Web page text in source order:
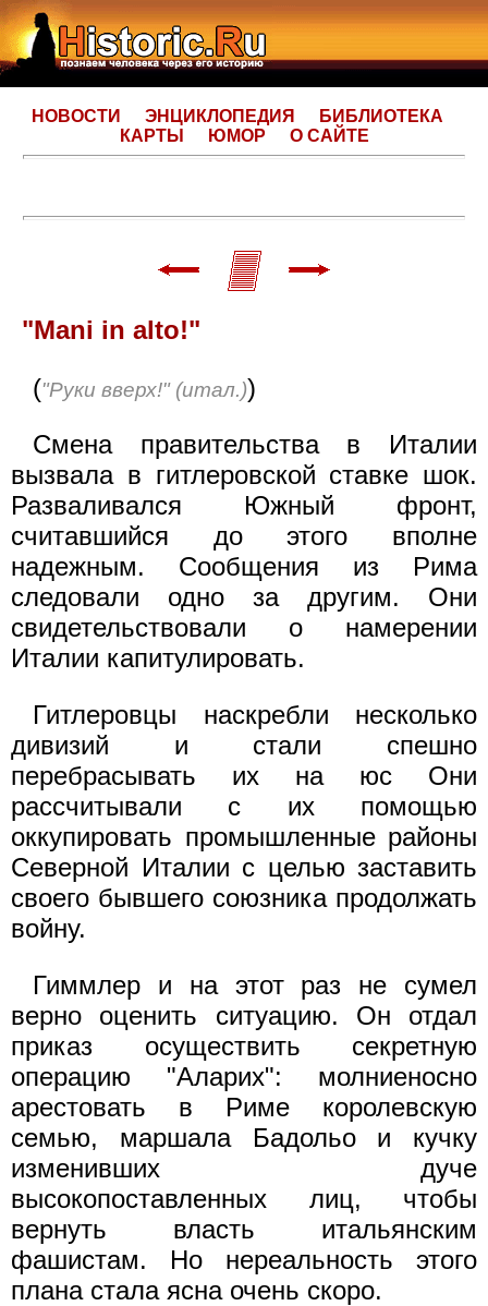
НОВОСТИ ЭНЦИКЛОПЕДИЯ
БИБЛИОТЕКА
КАРТЫ
ЮМОР О САЙТЕ
"Mani in alto!"
("Руки вверх!" (итал.))
Смена правительства в Италии
вызвала в гитлеровской ставке шок.
Разваливался Южный фронт,
считавшийся до этого вполне
надежным. Сообщения из Рима
следовали одно за другим. Они
свидетельствовали о намерении
Италии капитулировать.
Гитлеровцы наскребли несколько
дивизий и стали спешно
перебрасывать их на юс Они
рассчитывали с их помощью
оккупировать промышленные районы
Северной Италии с целью заставить
своего бывшего союзника продолжать
войну.
Гиммлер и на этот раз не сумел
верно оценить ситуацию. Он отдал
приказ осуществить секретную
операцию "Аларих": молниеносно
арестовать в Риме королевскую
семью, маршала Бадольо и кучку
изменивших дуче
высокопоставленных лиц, чтобы
вернуть власть итальянским
фашистам. Но нереальность этого
плана стала ясна очень скоро.